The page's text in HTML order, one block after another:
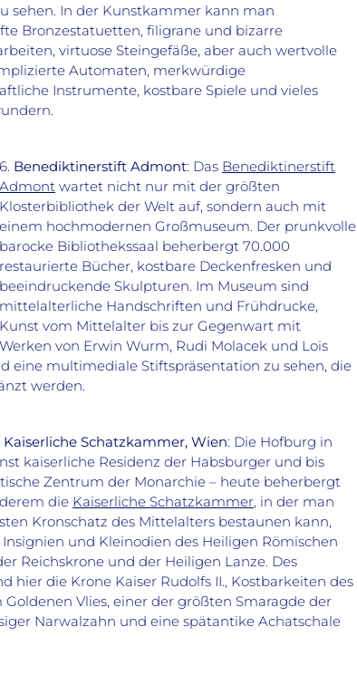
sehen. In der Kunstkammer kann man
Bronzestatuetten, filigrane und bizarre
virtuose Steingefäße, aber auch wertvolle
Automaten, merkwürdige
Instrumente, kostbare Spiele und vieles
6. Benediktinerstift Admont: Das Benediktinerstift
Admont wartet nicht nur mit der größten
Klosterbibliothek der Welt auf, sondern auch mit
einem hochmodernen Großmuseum. Der prunkvolle
barocke Bibliothekssaal beherbergt 70.000
restaurierte Bücher, kostbare Deckenfresken und
beeindruckende Skulpturen. Im Museum sind
mittelalterliche Handschriften und Frühdrucke,
Kunst vom Mittelalter bis zur Gegenwart mit
Werken von Erwin Wurm, Rudi Molacek und Lois
eine multimediale Stiftspräsentation zu sehen, die
werden.
Kaiserliche Schatzkammer, Wien: Die Hofburg in
kaiserliche Residenz der Habsburger und bis
Zentrum der Monarchie – heute beherbergt
die Kaiserliche Schatzkammer, in der man
Kronschatz des Mittelalters bestaunen kann,
und Kleinodien des Heiligen Römischen
Reichskrone und der Heiligen Lanze. Des
hier die Krone Kaiser Rudolfs II., Kostbarkeiten des
Goldenen Vlies, einer der größten Smaragde der
Narwalzahn und eine spätantike Achatschale